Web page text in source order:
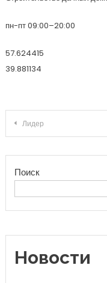
пн-пт 09:00–20:00
57.624415
39.881134
Лидер
Поиск
Новости